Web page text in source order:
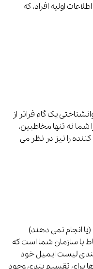
اولیه افراد، که
یک گام فراتر از
نه تنها مخاطبین،
را نیز در نظر می
انجام نمی دهند)
با سازمان شما است که
لیست ایمیل خود
ها برای تقسیم بندی وجود